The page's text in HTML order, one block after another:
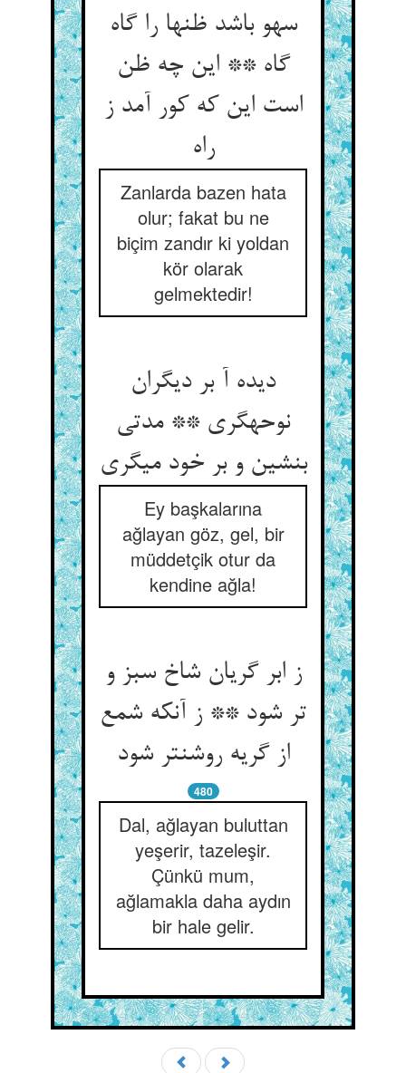
سهو باشد ظنها را گاه
گاه ** این چه ظن
است این که کور آمد ز
راه‏
Zanlarda bazen hata
olur; fakat bu ne
biçim zandır ki yoldan
kör olarak
gelmektedir!
دیده آ بر دیگران
نوحه‏گری ** مدتی
بنشین و بر خود می‏گری‏
Ey başkalarına
ağlayan göz, gel, bir
müddetçik otur da
kendine ağla!
ز ابر گریان شاخ سبز و
تر شود ** ز آنکه شمع
از گریه روشن‏تر شود
480
Dal, ağlayan buluttan
yeşerir, tazeleşir.
Çünkü mum,
ağlamakla daha aydın
bir hale gelir.